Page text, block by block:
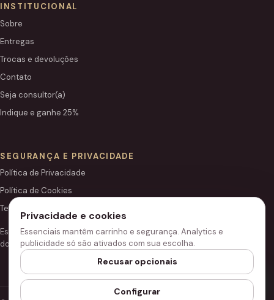
INSTITUCIONAL
Sobre
Entregas
Trocas e devoluções
Contato
Seja consultor(a)
Indique e ganhe 25%
SEGURANÇA E PRIVACIDADE
Política de Privacidade
Política de Cookies
Termos de Uso
Este site é independente e não é o portal institucional oficial
do Grupo Hinode.
Privacidade e cookies
Essenciais mantêm carrinho e segurança. Analytics e
publicidade só são ativados com sua escolha.
Recusar opcionais
Configurar